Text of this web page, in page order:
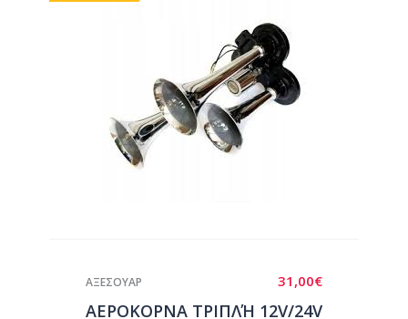
31,00€
ΑΞΕΣΟΥΑΡ
ΑΕΡΟΚΟΡΝΑ ΤΡΙΠΛΉ 12V/24V